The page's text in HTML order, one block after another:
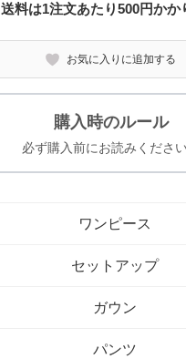
送料は1注文あたり500円かか
お気に入りに追加する
購入時のルール
必ず購入前にお読みください
ワンピース
セットアップ
ガウン
パンツ